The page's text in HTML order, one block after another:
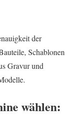
der
Schablonen
Gravur und
wählen: